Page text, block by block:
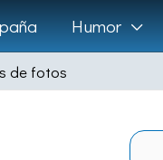
Humor
de fotos